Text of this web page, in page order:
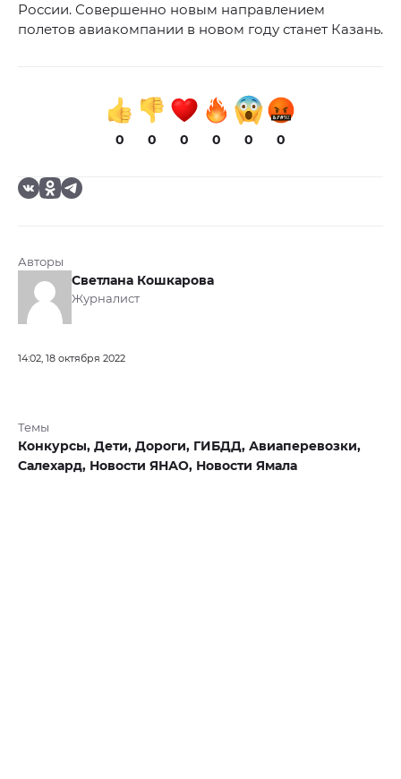
России. Совершенно новым направлением
полетов авиакомпании в новом году станет Казань.
0 0 0 0 0 0
Авторы
Светлана Кошкарова
Журналист
14:02, 18 октября 2022
Темы
Конкурсы, Дети, Дороги, ГИБДД, Авиаперевозки,
Салехард, Новости ЯНАО, Новости Ямала